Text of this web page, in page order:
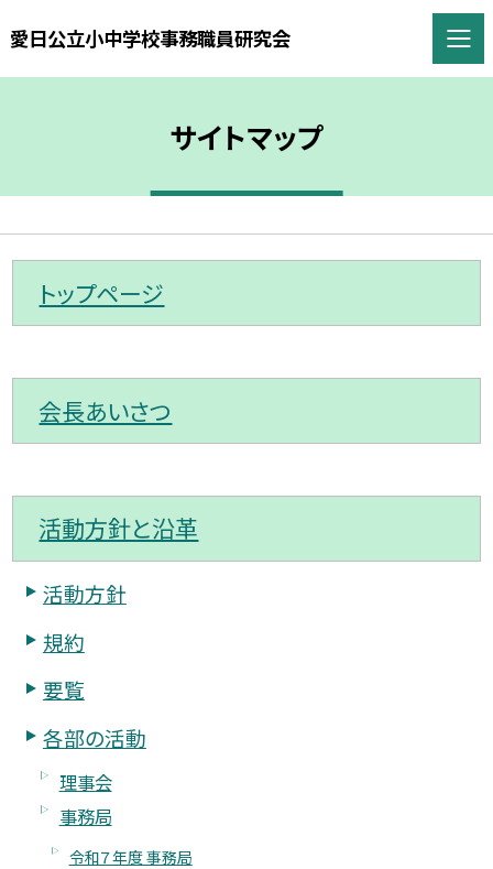
愛日公立小中学校事務職員研究会
サイトマップ
トップページ
会長あいさつ
活動方針と沿革
活動方針
規約
要覧
各部の活動
理事会
事務局
令和７年度 事務局